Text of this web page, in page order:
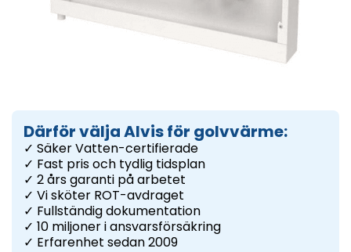
Därför välja Alvis för golvvärme:
✓ Säker Vatten-certifierade
✓ Fast pris och tydlig tidsplan
✓ 2 års garanti på arbetet
✓ Vi sköter ROT-avdraget
✓ Fullständig dokumentation
✓ 10 miljoner i ansvarsförsäkring
✓ Erfarenhet sedan 2009